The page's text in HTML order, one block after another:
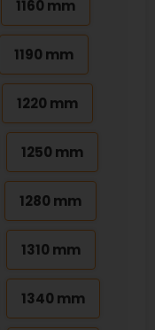
1160 mm
1190 mm
1220 mm
1250 mm
1280 mm
1310 mm
1340 mm